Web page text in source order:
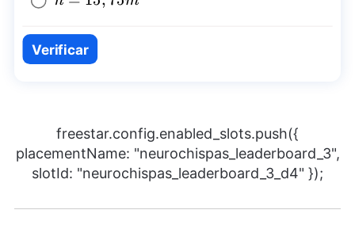
Verificar
freestar.config.enabled_slots.push({
placementName: "neurochispas_leaderboard_3",
slotId: "neurochispas_leaderboard_3_d4" });